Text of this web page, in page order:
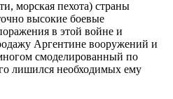
морская пехота) страны
высокие боевые
в этой войне и
Аргентине вооружений и
смоделированный по
лишился необходимых ему